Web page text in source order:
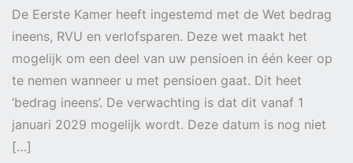
De Eerste Kamer heeft ingestemd met de Wet bedrag
ineens, RVU en verlofsparen. Deze wet maakt het
mogelijk om een deel van uw pensioen in één keer op
te nemen wanneer u met pensioen gaat. Dit heet
‘bedrag ineens’. De verwachting is dat dit vanaf 1
januari 2029 mogelijk wordt. Deze datum is nog niet
[…]